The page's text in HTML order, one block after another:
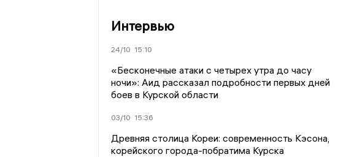
Интервью
24/10 15:10
«Бесконечные атаки с четырех утра до часу
ночи»: Аид рассказал подробности первых дней
боев в Курской области
03/10 15:36
Древняя столица Кореи: современность Кэсона,
корейского города-побратима Курска